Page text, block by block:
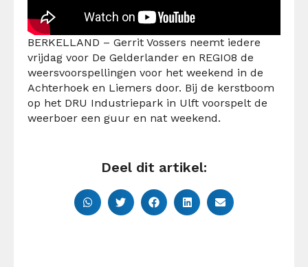
BERKELLAND – Gerrit Vossers neemt iedere
vrijdag voor De Gelderlander en REGIO8 de
weersvoorspellingen voor het weekend in de
Achterhoek en Liemers door. Bij de kerstboom
op het DRU Industriepark in Ulft voorspelt de
weerboer een guur en nat weekend.
Deel dit artikel: